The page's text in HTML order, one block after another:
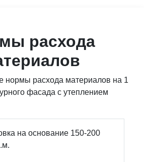
расхода
нормы расхода материалов на 1
фасада с утеплением
на основание 150-200